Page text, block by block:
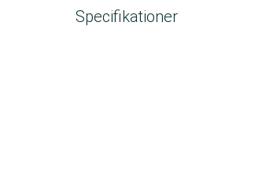
Specifikationer